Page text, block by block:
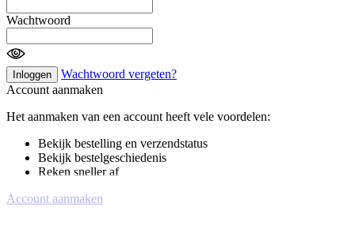
Wachtwoord
Inloggen
Wachtwoord vergeten?
Account aanmaken
Het aanmaken van een account heeft vele voordelen:
Bekijk bestelling en verzendstatus
Bekijk bestelgeschiedenis
Reken sneller af
Account aanmaken